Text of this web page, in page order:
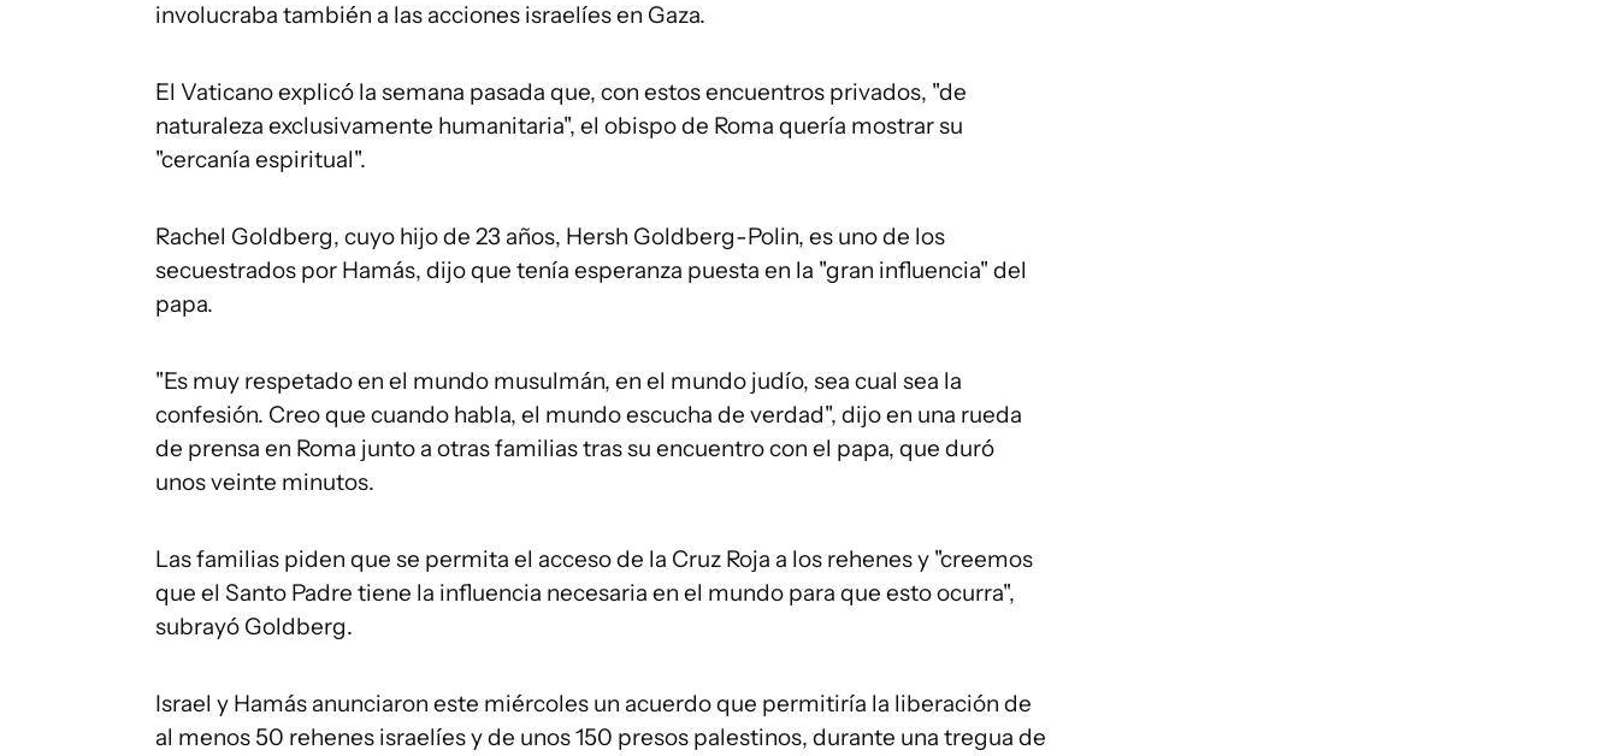
involucraba también a las acciones israelíes en Gaza.
El Vaticano explicó la semana pasada que, con estos encuentros privados, "de
naturaleza exclusivamente humanitaria", el obispo de Roma quería mostrar su
"cercanía espiritual".
Rachel Goldberg, cuyo hijo de 23 años, Hersh Goldberg-Polin, es uno de los
secuestrados por Hamás, dijo que tenía esperanza puesta en la "gran influencia" del
papa.
"Es muy respetado en el mundo musulmán, en el mundo judío, sea cual sea la
confesión. Creo que cuando habla, el mundo escucha de verdad", dijo en una rueda
de prensa en Roma junto a otras familias tras su encuentro con el papa, que duró
unos veinte minutos.
Las familias piden que se permita el acceso de la Cruz Roja a los rehenes y "creemos
que el Santo Padre tiene la influencia necesaria en el mundo para que esto ocurra",
subrayó Goldberg.
Israel y Hamás anunciaron este miércoles un acuerdo que permitiría la liberación de
al menos 50 rehenes israelíes y de unos 150 presos palestinos, durante una tregua de